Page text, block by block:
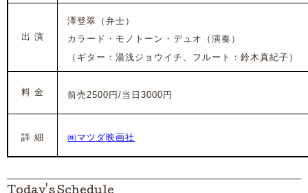
出 演
澤登翠（弁士）
カラード・モノトーン・デュオ（演奏）
（ ギター：湯浅ジョウイチ、フルート：鈴木真紀子）
料 金 前売2500円/当日3000円
詳 細 ㈱マツダ映画社